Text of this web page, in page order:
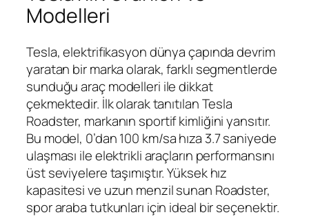
Modelleri
Tesla, elektrifikasyon dünya çapında devrim
yaratan bir marka olarak, farklı segmentlerde
sunduğu araç modelleri ile dikkat
çekmektedir. İlk olarak tanıtılan Tesla
Roadster, markanın sportif kimliğini yansıtır.
Bu model, 0’dan 100 km/sa hıza 3.7 saniyede
ulaşması ile elektrikli araçların performansını
üst seviyelere taşımıştır. Yüksek hız
kapasitesi ve uzun menzil sunan Roadster,
spor araba tutkunları için ideal bir seçenektir.